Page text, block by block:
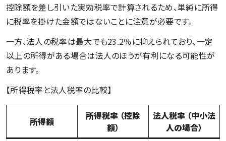
控除額を差し引いた実効税率で計算されるため、単純に所得
に税率を掛けた金額ではないことに注意が必要です。
一方、法人の税率は最大でも23.2％に抑えられており、一定
以上の所得がある場合は法人のほうが有利になる可能性が
あります。
【所得税率と法人税率の比較】
所得額 所得税率 （控除
額）
法人税率 （中小法
人の場合）